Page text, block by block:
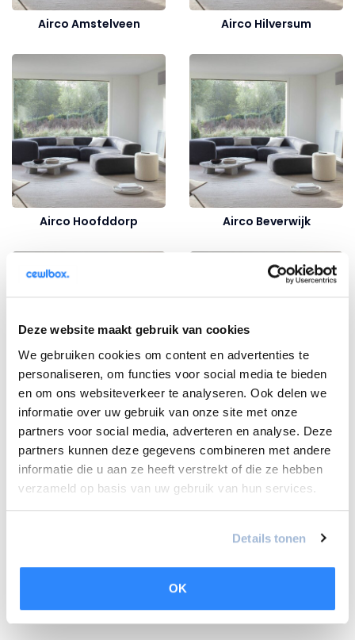
Deze website maakt gebruik van cookies
We gebruiken cookies om content en advertenties te
personaliseren, om functies voor social media te bieden
en om ons websiteverkeer te analyseren. Ook delen we
informatie over uw gebruik van onze site met onze
partners voor social media, adverteren en analyse. Deze
partners kunnen deze gegevens combineren met andere
informatie die u aan ze heeft verstrekt of die ze hebben
verzameld op basis van uw gebruik van hun services.
Details tonen
OK
Airco Amstelveen Airco Hilversum
Airco Hoofddorp Airco Beverwijk
Airco Huizen Airco Diemen